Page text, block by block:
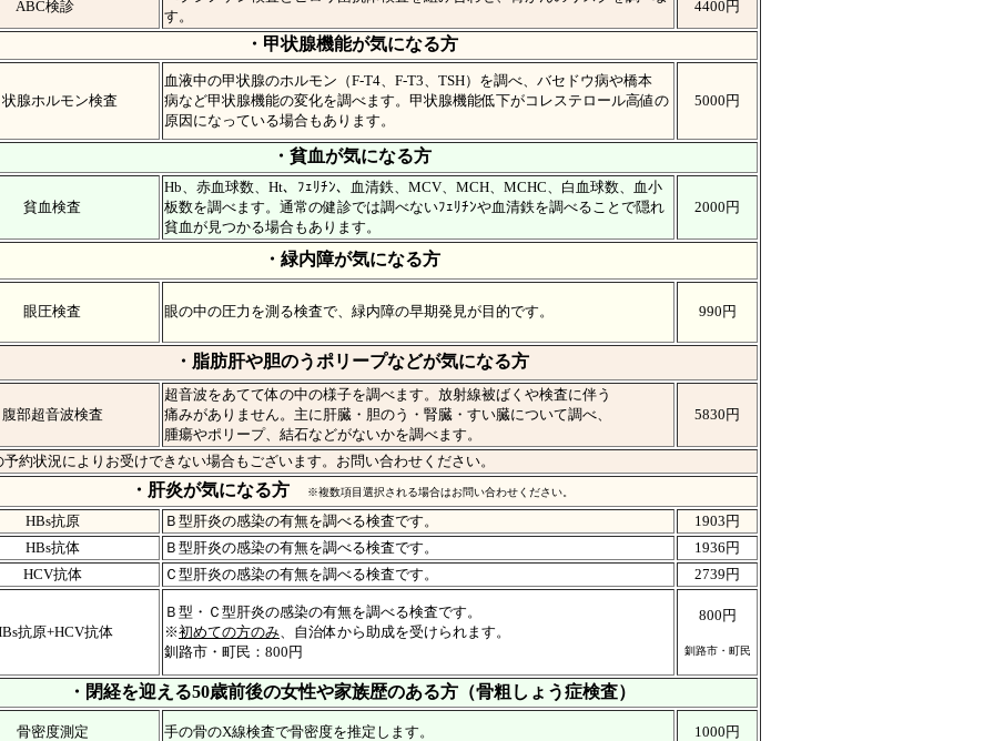
ABC検診
す。
4400円
・甲状腺機能が気になる方
腺ホルモン検査
血液中の甲状腺のホルモン（F-T4、F-T3、TSH）を調べ、バセドウ病や橋本
病など甲状腺機能の変化を調べます。甲状腺機能低下がコレステロール高値の
原因になっている場合もあります。
5000円
・貧血が気になる方
貧血検査
Hb、赤血球数、Ht、ﾌｪﾘﾁﾝ、血清鉄、MCV、MCH、MCHC、白血球数、血小
板数を調べます。通常の健診では調べないﾌｪﾘﾁﾝや血清鉄を調べることで隠れ
貧血が見つかる場合もあります。
2000円
・緑内障が気になる方
眼圧検査 眼の中の圧力を測る検査で、緑内障の早期発見が目的です。 990円
・脂肪肝や胆のうポリープなどが気になる方
腹部超音波検査
超音波をあてて体の中の様子を調べます。放射線被ばくや検査に伴う
痛みがありません。主に肝臓・胆のう・腎臓・すい臓について調べ、
腫瘍やポリープ、結石などがないかを調べます。
5830円
約状況によりお受けできない場合もございます。お問い合わせください。
・肝炎が気になる方 ※複数項目選択される場合はお問い合わせください。
HBs抗原 Ｂ型肝炎の感染の有無を調べる検査です。
1903円
HBs抗体
Ｂ型肝炎の感染の有無を調べる検査です。
1936円
HCV抗体
Ｃ型肝炎の感染の有無を調べる検査です。 2739円
抗原+HCV抗体
Ｂ型・Ｃ型肝炎の感染の有無を調べる検査です。
※初めての方のみ、自治体から助成を受けられます。
釧路市・町民：800円
800円
釧路市・町民
・閉経を迎える50歳前後の女性や家族歴のある方（骨粗しょう症検査）
骨密度測定 手の骨のX線検査で骨密度を推定します。 1000円